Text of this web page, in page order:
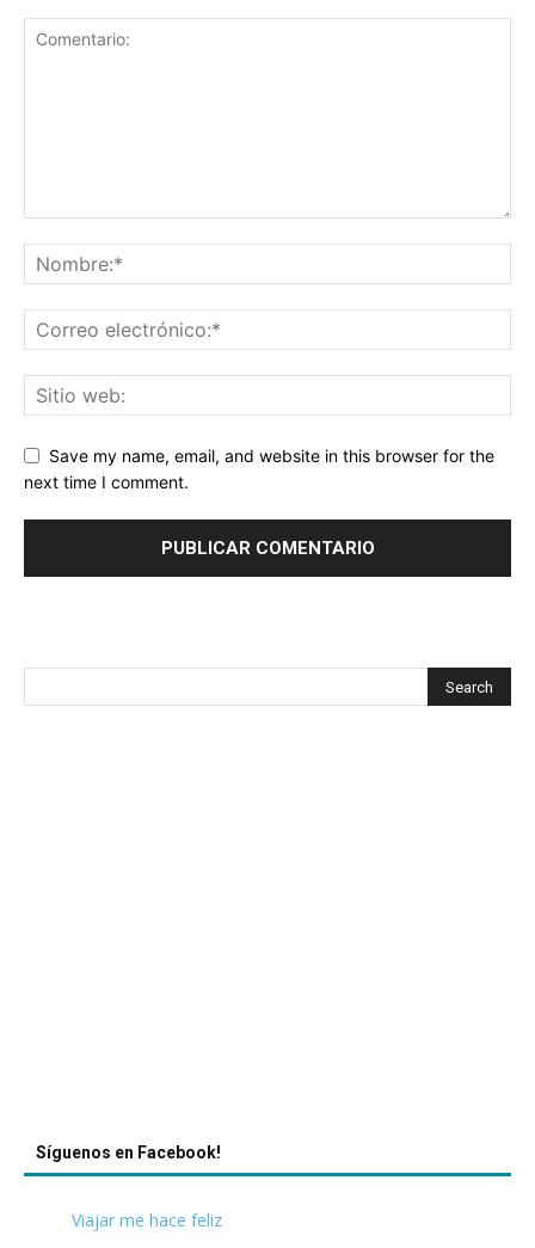
Save my name, email, and website in this browser for the
next time I comment.
Síguenos en Facebook!
Viajar me hace feliz